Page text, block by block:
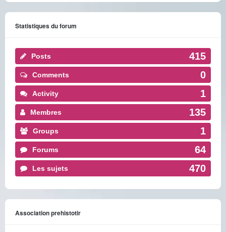
Statistiques du forum
Posts 415
Comments 0
Activity 1
Membres 135
Groups 1
Forums 64
Les sujets 470
Association prehistotir